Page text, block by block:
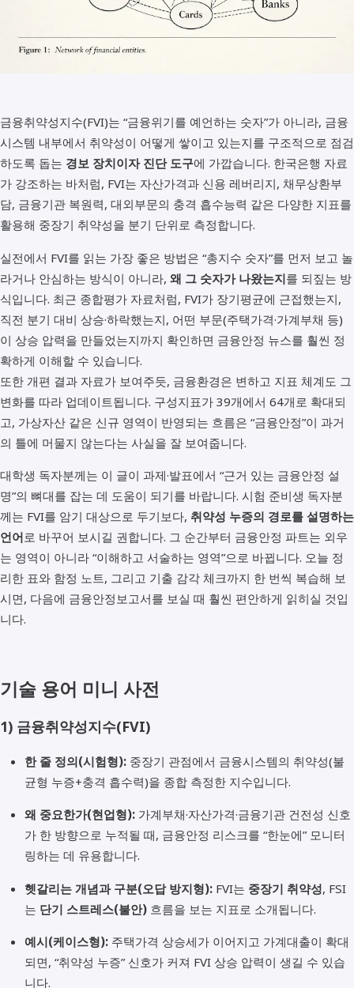
금융취약성지수(FVI)는 “금융위기를 예언하는 숫자”가 아니라, 금융
시스템 내부에서 취약성이 어떻게 쌓이고 있는지를 구조적으로 점검
하도록 돕는 경보 장치이자 진단 도구에 가깝습니다. 한국은행 자료
가 강조하는 바처럼, FVI는 자산가격과 신용 레버리지, 채무상환부
담, 금융기관 복원력, 대외부문의 충격 흡수능력 같은 다양한 지표를
활용해 중장기 취약성을 분기 단위로 측정합니다.
실전에서 FVI를 읽는 가장 좋은 방법은 “총지수 숫자”를 먼저 보고 놀
라거나 안심하는 방식이 아니라, 왜 그 숫자가 나왔는지를 되짚는 방
식입니다. 최근 종합평가 자료처럼, FVI가 장기평균에 근접했는지,
직전 분기 대비 상승·하락했는지, 어떤 부문(주택가격·가계부채 등)
이 상승 압력을 만들었는지까지 확인하면 금융안정 뉴스를 훨씬 정
확하게 이해할 수 있습니다.
또한 개편 결과 자료가 보여주듯, 금융환경은 변하고 지표 체계도 그
변화를 따라 업데이트됩니다. 구성지표가 39개에서 64개로 확대되
고, 가상자산 같은 신규 영역이 반영되는 흐름은 “금융안정”이 과거
의 틀에 머물지 않는다는 사실을 잘 보여줍니다.
대학생 독자분께는 이 글이 과제·발표에서 “근거 있는 금융안정 설
명”의 뼈대를 잡는 데 도움이 되기를 바랍니다. 시험 준비생 독자분
께는 FVI를 암기 대상으로 두기보다, 취약성 누증의 경로를 설명하는
언어로 바꾸어 보시길 권합니다. 그 순간부터 금융안정 파트는 외우
는 영역이 아니라 “이해하고 서술하는 영역”으로 바뀝니다. 오늘 정
리한 표와 함정 노트, 그리고 기출 감각 체크까지 한 번씩 복습해 보
시면, 다음에 금융안정보고서를 보실 때 훨씬 편안하게 읽히실 것입
니다.
기술 용어 미니 사전
1) 금융취약성지수(FVI)
한 줄 정의(시험형):중장기 관점에서 금융시스템의 취약성(불
균형 누증+충격 흡수력)을 종합 측정한 지수입니다.
왜 중요한가(현업형):가계부채·자산가격·금융기관 건전성 신호
가 한 방향으로 누적될 때, 금융안정 리스크를 “한눈에” 모니터
링하는 데 유용합니다.
헷갈리는 개념과 구분(오답 방지형):FVI는 중장기 취약성, FSI
는 단기 스트레스(불안)흐름을 보는 지표로 소개됩니다.
예시(케이스형):주택가격 상승세가 이어지고 가계대출이 확대
되면, “취약성 누증” 신호가 커져 FVI 상승 압력이 생길 수 있습
니다.